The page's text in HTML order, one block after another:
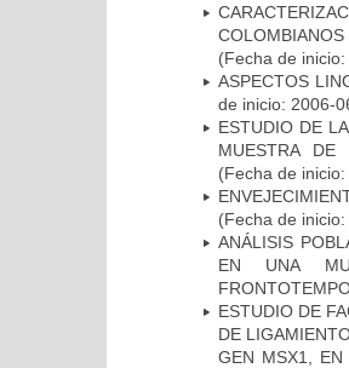
(Fecha de
ASPECTOS
de inicio: 2006-
ESTUDIO DE
MUESTRA DE
(Fecha de
(Fecha de
ANÁLISIS
EN UNA
ESTUDIO DE
DE
GEN MSX1, EN